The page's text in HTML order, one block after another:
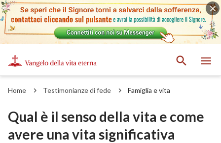
Home Testimonianze di fede Famiglia e vita
Qual è il senso della vita e come
avere una vita significativa